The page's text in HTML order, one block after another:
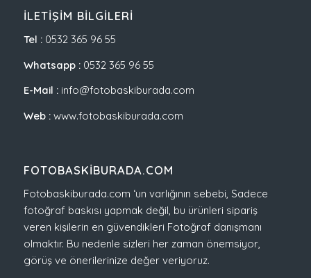
İLETIŞIM BILGILERI
Tel : 0532 365 96 55
Whatsapp : 0532 365 96 55
E-Mail :info@fotobaskiburada.com
Web :www.fotobaskiburada.com
FOTOBASKIBURADA.COM
Fotobaskiburada.com ‘un varlığının sebebi, Sadece
fotoğraf baskısı yapmak değil, bu ürünleri sipariş
veren kişilerin en güvendikleri Fotoğraf danışmanı
olmaktır. Bu nedenle sizleri her zaman önemsiyor,
görüş ve önerilerinize değer veriyoruz.